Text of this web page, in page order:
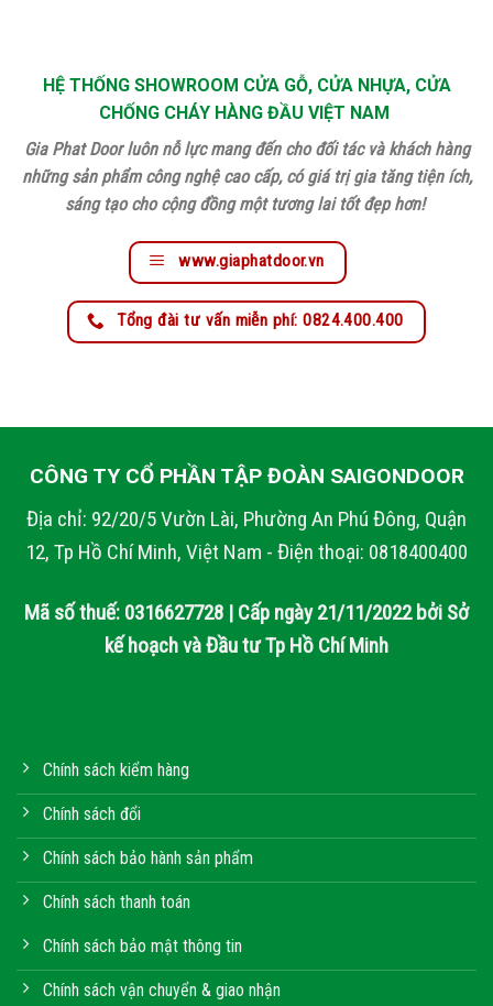
HỆ THỐNG SHOWROOM CỬA GỖ, CỬA NHỰA, CỬA
CHỐNG CHÁY HÀNG ĐẦU VIỆT NAM
Gia Phat Door luôn nỗ lực mang đến cho đối tác và khách hàng
những sản phẩm công nghệ cao cấp, có giá trị gia tăng tiện ích,
sáng tạo cho cộng đồng một tương lai tốt đẹp hơn!
www.giaphatdoor.vn
Tổng đài tư vấn miễn phí: 0824.400.400
CÔNG TY CỔ PHẦN TẬP ĐOÀN SAIGONDOOR
Địa chỉ: 92/20/5 Vườn Lài, Phường An Phú Đông, Quận
12, Tp Hồ Chí Minh, Việt Nam - Điện thoại: 0818400400
Mã số thuế: 0316627728 | Cấp ngày 21/11/2022 bởi Sở
kế hoạch và Đầu tư Tp Hồ Chí Minh
Chính sách kiểm hàng
Chính sách đổi
Chính sách bảo hành sản phẩm
Chính sách thanh toán
Chính sách bảo mật thông tin
Chính sách vận chuyển & giao nhận